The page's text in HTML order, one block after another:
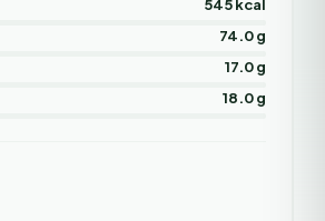
545 kcal
74.0 g
17.0 g
18.0 g